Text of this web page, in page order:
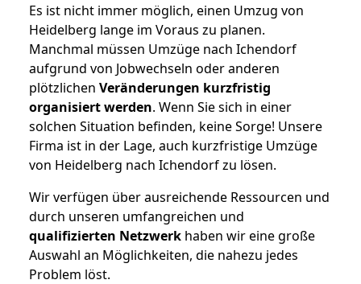
Es ist nicht immer möglich, einen Umzug von
Heidelberg lange im Voraus zu planen.
Manchmal müssen Umzüge nach Ichendorf
aufgrund von Jobwechseln oder anderen
plötzlichen Veränderungen kurzfristig
organisiert werden. Wenn Sie sich in einer
solchen Situation befinden, keine Sorge! Unsere
Firma ist in der Lage, auch kurzfristige Umzüge
von Heidelberg nach Ichendorf zu lösen.
Wir verfügen über ausreichende Ressourcen und
durch unseren umfangreichen und
qualifizierten Netzwerk haben wir eine große
Auswahl an Möglichkeiten, die nahezu jedes
Problem löst.